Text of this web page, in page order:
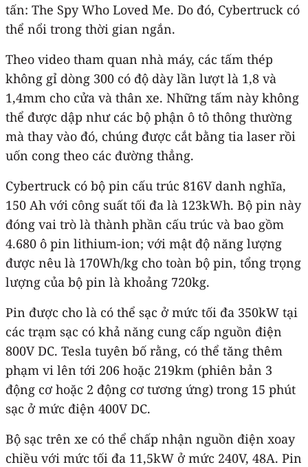
tấn: The Spy Who Loved Me. Do đó, Cybertruck có
thể nổi trong thời gian ngắn.
Theo video tham quan nhà máy, các tấm thép
không gỉ dòng 300 có độ dày lần lượt là 1,8 và
1,4mm cho cửa và thân xe. Những tấm này không
thể được dập như các bộ phận ô tô thông thường
mà thay vào đó, chúng được cắt bằng tia laser rồi
uốn cong theo các đường thẳng.
Cybertruck có bộ pin cấu trúc 816V danh nghĩa,
150 Ah với công suất tối đa là 123kWh. Bộ pin này
đóng vai trò là thành phần cấu trúc và bao gồm
4.680 ô pin lithium-ion; với mật độ năng lượng
được nêu là 170Wh/kg cho toàn bộ pin, tổng trọng
lượng của bộ pin là khoảng 720kg.
Pin được cho là có thể sạc ở mức tối đa 350kW tại
các trạm sạc có khả năng cung cấp nguồn điện
800V DC. Tesla tuyên bố rằng, có thể tăng thêm
phạm vi lên tới 206 hoặc 219km (phiên bản 3
động cơ hoặc 2 động cơ tương ứng) trong 15 phút
sạc ở mức điện 400V DC.
Bộ sạc trên xe có thể chấp nhận nguồn điện xoay
chiều với mức tối đa 11,5kW ở mức 240V, 48A. Pin